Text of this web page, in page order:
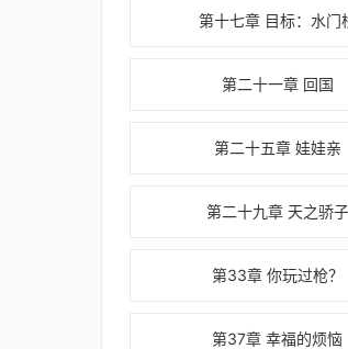
第十七章 目标：水门
第二十一章 回国
第二十五章 娃娃亲
第二十九章 天之骄子
第33章 你玩过枪？
第37章 幸福的烦恼